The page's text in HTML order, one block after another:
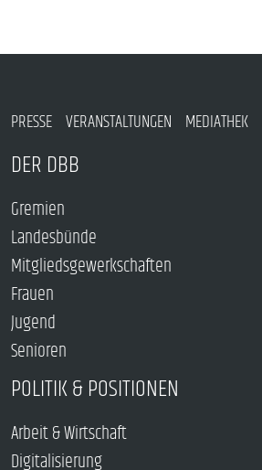
PRESSE VERANSTALTUNGEN MEDIATHEK
DER DBB
Gremien
Landesbünde
Mitgliedsgewerkschaften
Frauen
Jugend
Senioren
POLITIK & POSITIONEN
Arbeit & Wirtschaft
Digitalisierung